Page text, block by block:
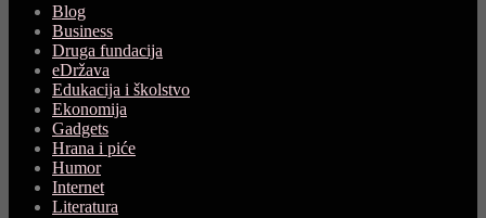
Blog
Business
Druga fundacija
eDržava
Edukacija i školstvo
Ekonomija
Gadgets
Hrana i piće
Humor
Internet
Literatura